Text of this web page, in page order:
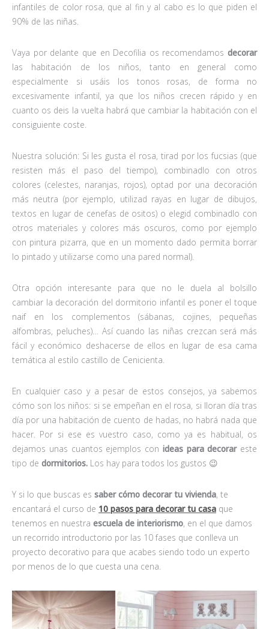
infantiles de color rosa, que al fin y al cabo es lo que piden el
90% de las niñas.
Vaya por delante que en Decofilia os recomendamos decorar
las habitación de los niños, tanto en general como
especialmente si usáis los tonos rosas, de forma no
excesivamente infantil, ya que los niños crecen rápido y en
cuanto os deis la vuelta habrá que cambiar la habitación con el
consiguiente coste.
Nuestra solución: Si les gusta el rosa, tirad por los fucsias (que
resisten más el paso del tiempo), combinadlo con otros
colores (celestes, naranjas, rojos), optad por una decoración
más neutra (por ejemplo, utilizad rayas en lugar de dibujos,
textos en lugar de cenefas de ositos) o elegid combinadlo con
otros materiales y colores más oscuros, como por ejemplo
con pintura pizarra, que en un momento dado permita borrar
lo pintado y utilizarse como una pared normal).
Otra opción interesante para que no le duela al bolsillo
cambiar la decoración del dormitorio infantil es poner el toque
naif en los complementos (sábanas, cojines, pequeñas
alfombras, peluches)… Así cuando las niñas crezcan será más
fácil y económico deshacerse de ellos en lugar de esa cama
temática al estilo castillo de Cenicienta.
En cualquier caso y a pesar de estos consejos, ya sabemos
cómo son los niños: si se empeñan en el rosa, si lloran día tras
día por una habitación de cuento de hadas, no habrá nada que
hacer. Por si ese es vuestro caso, como ya es habitual, os
dejamos unas cuantos ejemplos con ideas para decorar este
tipo de dormitorios. Los hay para todos los gustos 😉
Y si lo que buscas es saber cómo decorar tu vivienda, te
encantará el curso de 10 pasos para decorar tu casa que
tenemos en nuestra escuela de interiorismo, en el que damos
un recorrido introductorio por las 10 fases que conlleva un
proyecto decorativo para que acabes siendo todo un experto
por menos de lo que cuesta una cena.